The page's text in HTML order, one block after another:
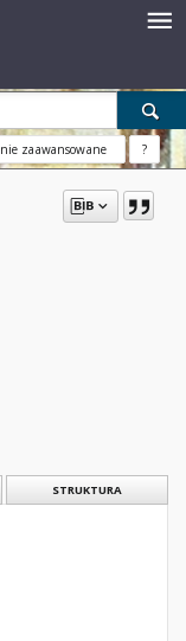
zaawansowane ?
STRUKTURA